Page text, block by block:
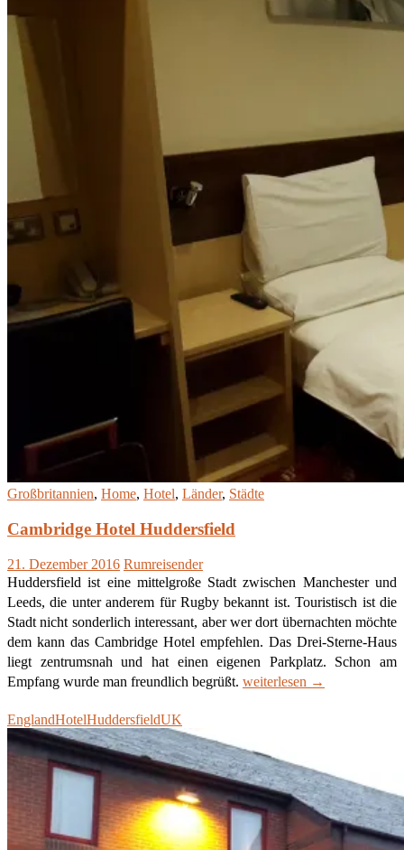
Großbritannien, Home, Hotel, Länder, Städte
Cambridge Hotel Huddersfield
21. Dezember 2016 Rumreisender
Huddersfield ist eine mittelgroße Stadt zwischen Manchester und
Leeds, die unter anderem für Rugby bekannt ist. Touristisch ist die
Stadt nicht sonderlich interessant, aber wer dort übernachten möchte
dem kann das Cambridge Hotel empfehlen. Das Drei-Sterne-Haus
liegt zentrumsnah und hat einen eigenen Parkplatz. Schon am
Empfang wurde man freundlich begrüßt. Cambridge
weiterlesen →
EnglandHotelHuddersfieldUK